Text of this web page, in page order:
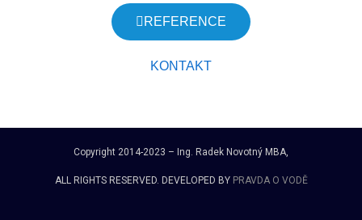
REFERENCE
KONTAKT
Copyright 2014-2023 – Ing. Radek Novotný MBA,
ALL RIGHTS RESERVED. DEVELOPED BY PRAVDA O VODĚ